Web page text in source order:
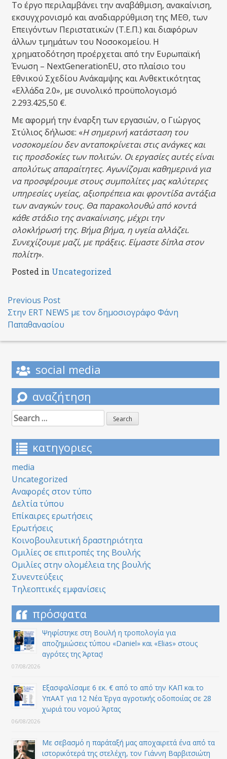
Το έργο περιλαμβάνει την αναβάθμιση, ανακαίνιση,
εκσυγχρονισμό και αναδιαρρύθμιση της ΜΕΘ, των
Επειγόντων Περιστατικών (Τ.Ε.Π.) και διαφόρων
άλλων τμημάτων του Νοσοκομείου. Η
χρηματοδότηση προέρχεται από την Ευρωπαϊκή
Ένωση – NextGenerationEU, στο πλαίσιο του
Εθνικού Σχεδίου Ανάκαμψης και Ανθεκτικότητας
«Ελλάδα 2.0», με συνολικό προϋπολογισμό
2.293.425,50 €.
Με αφορμή την έναρξη των εργασιών, ο Γιώργος
Στύλιος δήλωσε: «Η σημερινή κατάσταση του
νοσοκομείου δεν ανταποκρίνεται στις ανάγκες και
τις προσδοκίες των πολιτών. Οι εργασίες αυτές είναι
απολύτως απαραίτητες. Αγωνίζομαι καθημερινά για
να προσφέρουμε στους συμπολίτες μας καλύτερες
υπηρεσίες υγείας, αξιοπρέπεια και φροντίδα αντάξια
των αναγκών τους. Θα παρακολουθώ από κοντά
κάθε στάδιο της ανακαίνισης, μέχρι την
ολοκλήρωσή της. Βήμα βήμα, η υγεία αλλάζει.
Συνεχίζουμε μαζί, με πράξεις. Είμαστε δίπλα στον
πολίτη».
Posted in Uncategorized
Post
navigation
Previous Post
Στην ERT NEWS με τον δημοσιογράφο Φάνη
Παπαθανασίου
social media
αναζήτηση
Search
for:
κατηγοριες
media
Uncategorized
Αναφορές στον τύπο
Δελτία τύπου
Επίκαιρες ερωτήσεις
Ερωτήσεις
Κοινοβουλευτική δραστηριότητα
Ομιλίες σε επιτροπές της Βουλής
Ομιλίες στην ολομέλεια της βουλής
Συνεντεύξεις
Τηλεοπτικές εμφανίσεις
πρόσφατα
Ψηφίστηκε στη Βουλή η τροπολογία για
αποζημιώσεις τύπου «Daniel» και «Elias» στους
αγρότες της Άρτας!
07/08/2026
Εξασφαλίσαμε 6 εκ. € από το από την ΚΑΠ και το
ΥπΑΑΤ για 12 Nέα Έργα αγροτικής οδοποιίας σε 28
χωριά του νομού Άρτας
06/08/2026
Με σεβασμό η παράταξή μας αποχαιρετά ένα από τα
ιστορικότερά της στελέχη, τον Γιάννη Βαρβιτσιώτη